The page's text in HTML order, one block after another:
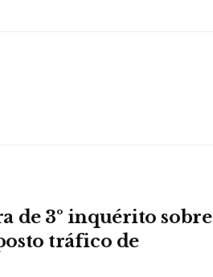
de 3º inquérito sobre
tráfico de